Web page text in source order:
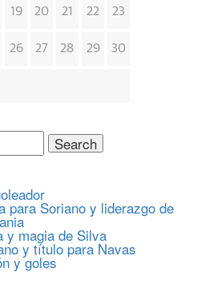
19 20 21 22 23
26 27 28 29 30
para Soriano y liderazgo de
y magia de Silva
y título para Navas
y goles